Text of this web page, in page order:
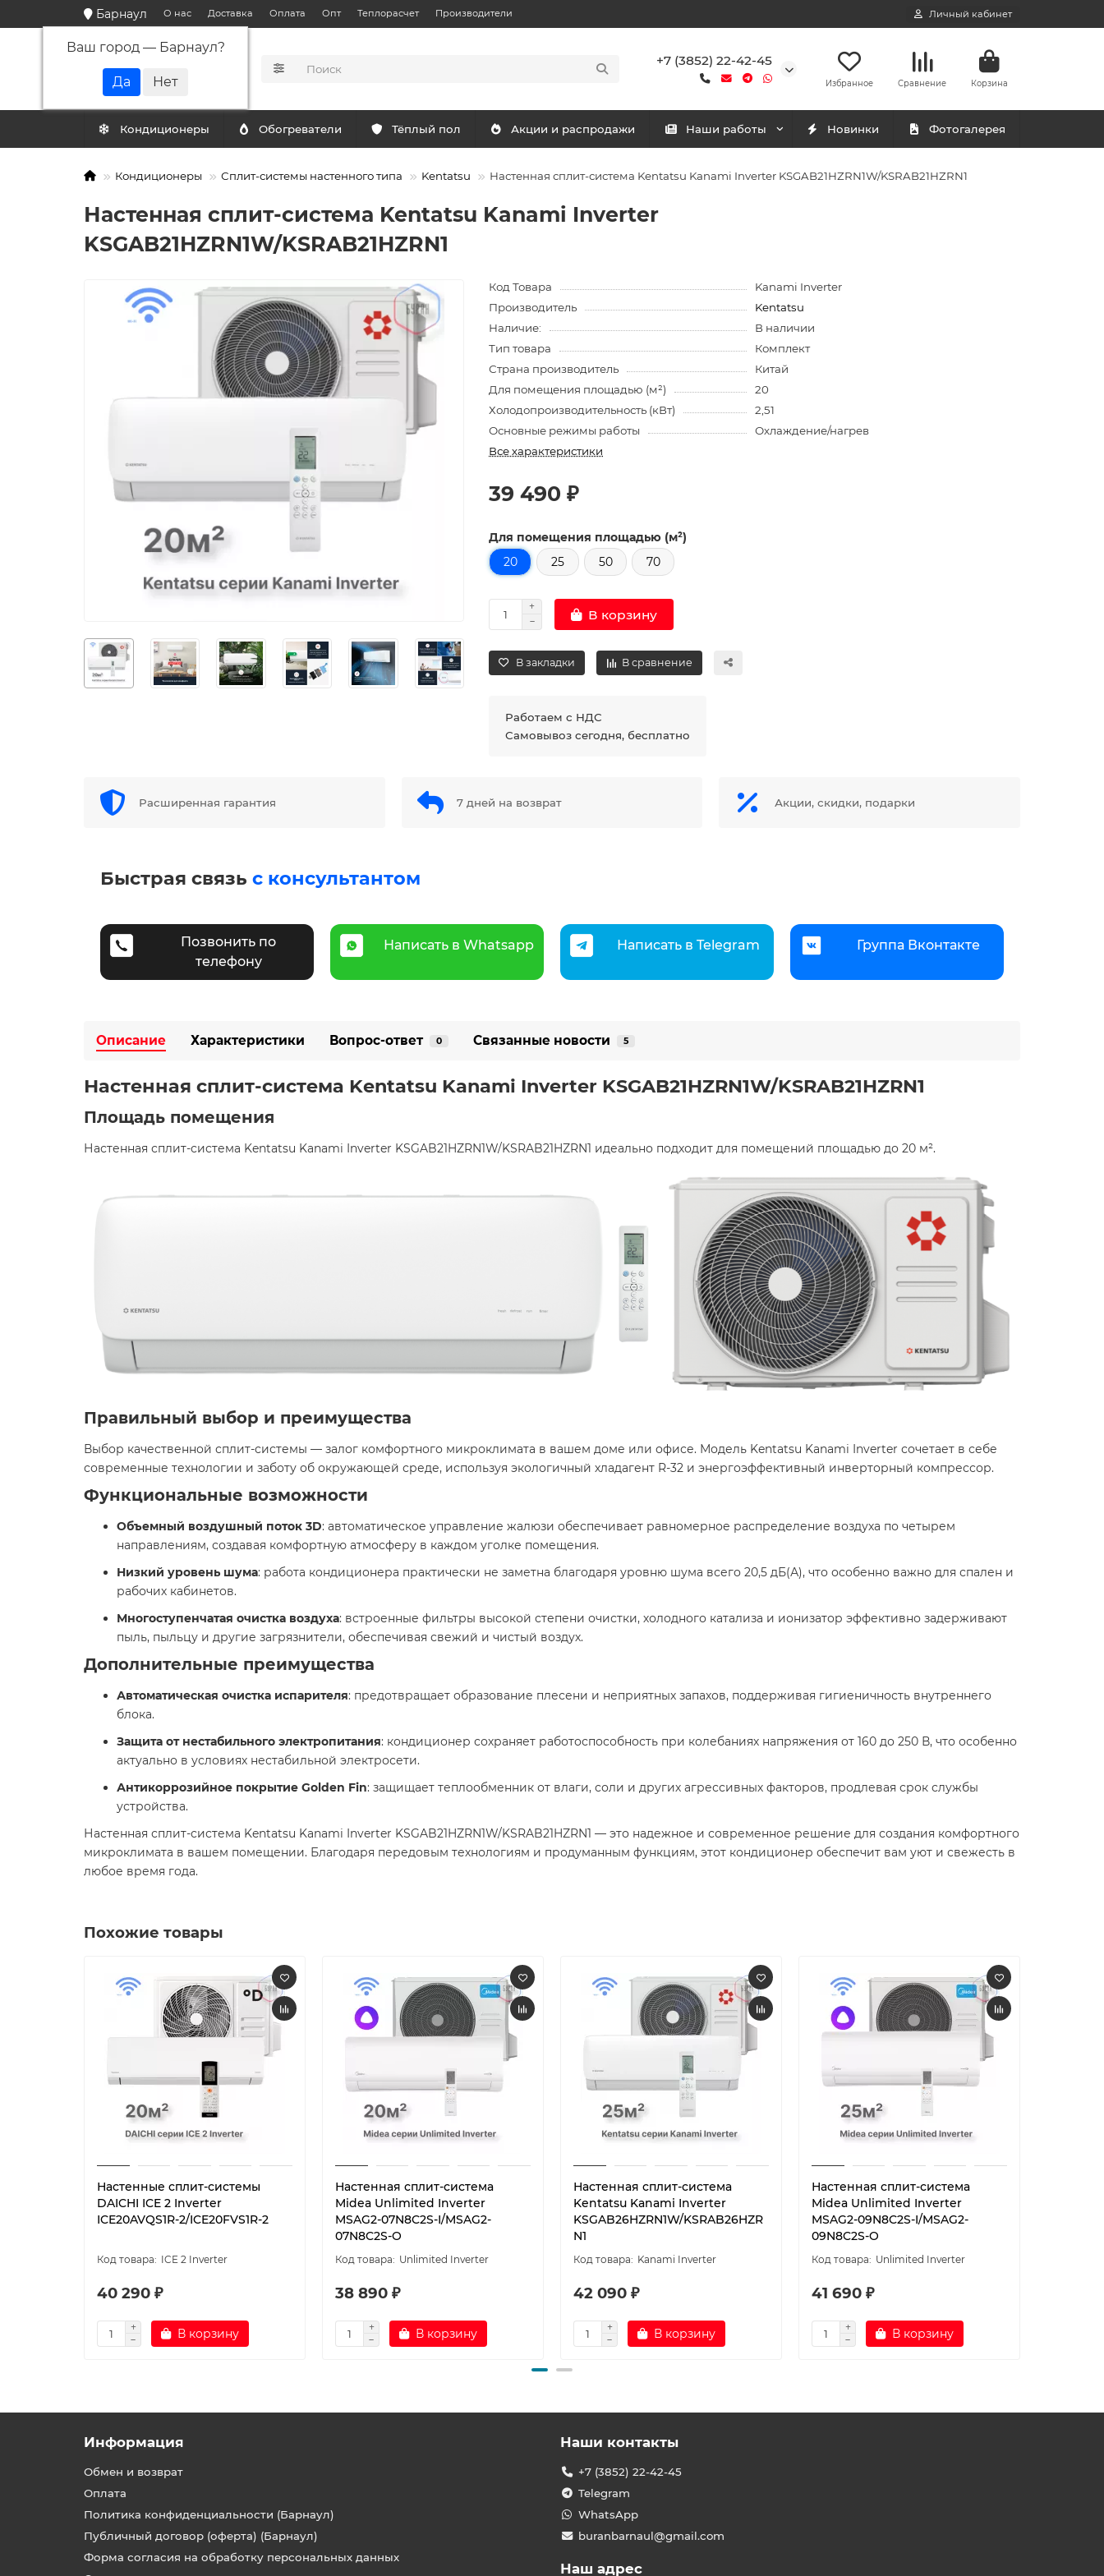
Барнаул
Ваш город — Барнаул?
О нас Доставка Оплата Опт Теплорасчет Производители Личный кабинет
+7 (3852) 22-42-45
Избранное Сравнение Корзина
Кондиционеры Обогреватели Тёплый пол Акции и распродажи Наши работы Новинки Фотогалерея
Кондиционеры Сплит-системы настенного типа Kentatsu Настенная сплит-система Kentatsu Kanami Inverter KSGAB21HZRN1W/KSRAB21HZRN1
Настенная сплит-система Kentatsu Kanami Inverter
KSGAB21HZRN1W/KSRAB21HZRN1
Код Товара
Kanami Inverter
Производитель
Kentatsu
Наличие:
В наличии
Тип товара
Комплект
Страна производитель
Китай
Для помещения площадью (м²)
20
Холодопроизводительность (кВт)
2,51
Основные режимы работы
Охлаждение/нагрев
Все характеристики
39 490 ₽
Для помещения площадью (м²)
20
25 50 70
В корзину
В закладки В сравнение
Работаем с НДС
Самовывоз сегодня, бесплатно
Расширенная гарантия 7 дней на возврат Акции, скидки, подарки
Быстрая связь с консультантом
Позвонить по
телефону
Написать в Whatsapp Написать в Telegram Группа Вконтакте
Описание Характеристики Вопрос-ответ 0 Связанные новости 5
Настенная сплит-система Kentatsu Kanami Inverter KSGAB21HZRN1W/KSRAB21HZRN1
Площадь помещения
Настенная сплит-система Kentatsu Kanami Inverter KSGAB21HZRN1W/KSRAB21HZRN1 идеально подходит для помещений площадью до 20 м². ​
Правильный выбор и преимущества
Выбор качественной сплит-системы — залог комфортного микроклимата в вашем доме или офисе. Модель Kentatsu Kanami Inverter сочетает в себе
современные технологии и заботу об окружающей среде, используя экологичный хладагент R-32 и энергоэффективный инверторный компрессор. ​
Функциональные возможности
Объемный воздушный поток 3D: автоматическое управление жалюзи обеспечивает равномерное распределение воздуха по четырем
направлениям, создавая комфортную атмосферу в каждом уголке помещения. ​
Низкий уровень шума: работа кондиционера практически не заметна благодаря уровню шума всего 20,5 дБ(А), что особенно важно для спален и
рабочих кабинетов. ​
Многоступенчатая очистка воздуха: встроенные фильтры высокой степени очистки, холодного катализа и ионизатор эффективно задерживают
пыль, пыльцу и другие загрязнители, обеспечивая свежий и чистый воздух. ​
Дополнительные преимущества
Автоматическая очистка испарителя: предотвращает образование плесени и неприятных запахов, поддерживая гигиеничность внутреннего
блока. ​
Защита от нестабильного электропитания: кондиционер сохраняет работоспособность при колебаниях напряжения от 160 до 250 В, что особенно
актуально в условиях нестабильной электросети. ​
Антикоррозийное покрытие Golden Fin: защищает теплообменник от влаги, соли и других агрессивных факторов, продлевая срок службы
устройства. ​
Настенная сплит-система Kentatsu Kanami Inverter KSGAB21HZRN1W/KSRAB21HZRN1 — это надежное и современное решение для создания комфортного
микроклимата в вашем помещении. Благодаря передовым технологиям и продуманным функциям, этот кондиционер обеспечит вам уют и свежесть в
любое время года.
Похожие товары
Настенные сплит-системы
DAICHI ICE 2 Inverter
ICE20AVQS1R-2/ICE20FVS1R-2
ICE 2 Inverter
40 290 ₽
В корзину
Настенная сплит-система
Midea Unlimited Inverter
MSAG2-07N8C2S-I/MSAG2-
07N8C2S-O
Unlimited Inverter
38 890 ₽
В корзину
Настенная сплит-система
Kentatsu Kanami Inverter
KSGAB26HZRN1W/KSRAB26HZR
N1
Kanami Inverter
42 090 ₽
В корзину
Настенная сплит-система
Midea Unlimited Inverter
MSAG2-09N8C2S-I/MSAG2-
09N8C2S-O
Unlimited Inverter
41 690 ₽
В корзину
Информация
Обмен и возврат
Оплата
Политика конфиденциальности (Барнаул)
Публичный договор (оферта) (Барнаул)
Форма согласия на обработку персональных данных
Наши контакты
+7 (3852) 22-42-45
Telegram
WhatsApp
buranbarnaul@gmail.com
Наш адрес